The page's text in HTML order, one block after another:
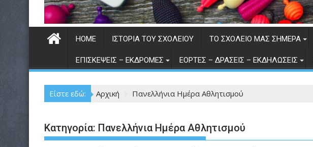
HOME ΙΣΤΟΡΊΑ ΤΟΥ ΣΧΟΛΕΊΟΥ TO ΣΧΟΛΕΊΟ ΜΑΣ ΣΉΜΕΡΑ
ΕΠΙΣΚΈΨΕΙΣ – ΕΚΔΡΟΜΈΣ ΕΟΡΤΈΣ – ΔΡΆΣΕΙΣ – ΕΚΔΗΛΏΣΕΙΣ
Είστε εδώ: Αρχική Πανελλήνια Ημέρα Αθλητισμού
Κατηγορία: Πανελλήνια Ημέρα Αθλητισμού